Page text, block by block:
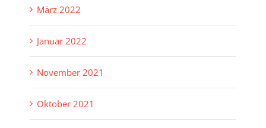
März 2022
Januar 2022
November 2021
Oktober 2021